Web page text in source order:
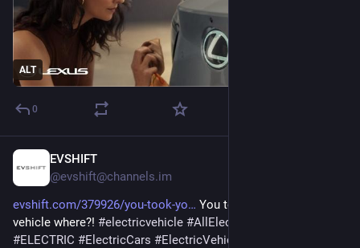
ALT
0
EVSHIFT
@evshift@channels.im
evshift.com/379926/you-took-yo
You took your electric
vehicle where?! #electricvehicle #AllElectric
#ELECTRIC #ElectricCars #ElectricVehicle